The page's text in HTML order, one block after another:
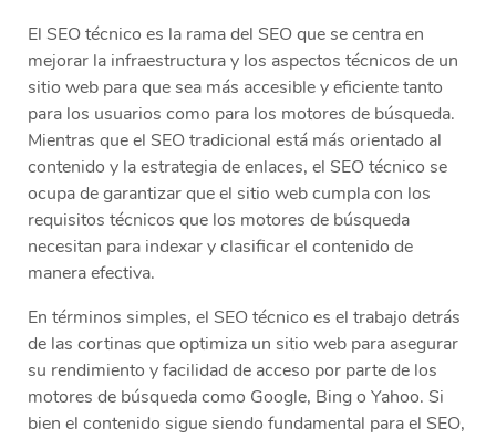
El SEO técnico es la rama del SEO que se centra en
mejorar la infraestructura y los aspectos técnicos de un
sitio web para que sea más accesible y eficiente tanto
para los usuarios como para los motores de búsqueda.
Mientras que el SEO tradicional está más orientado al
contenido y la estrategia de enlaces, el SEO técnico se
ocupa de garantizar que el sitio web cumpla con los
requisitos técnicos que los motores de búsqueda
necesitan para indexar y clasificar el contenido de
manera efectiva.
En términos simples, el SEO técnico es el trabajo detrás
de las cortinas que optimiza un sitio web para asegurar
su rendimiento y facilidad de acceso por parte de los
motores de búsqueda como Google, Bing o Yahoo. Si
bien el contenido sigue siendo fundamental para el SEO,